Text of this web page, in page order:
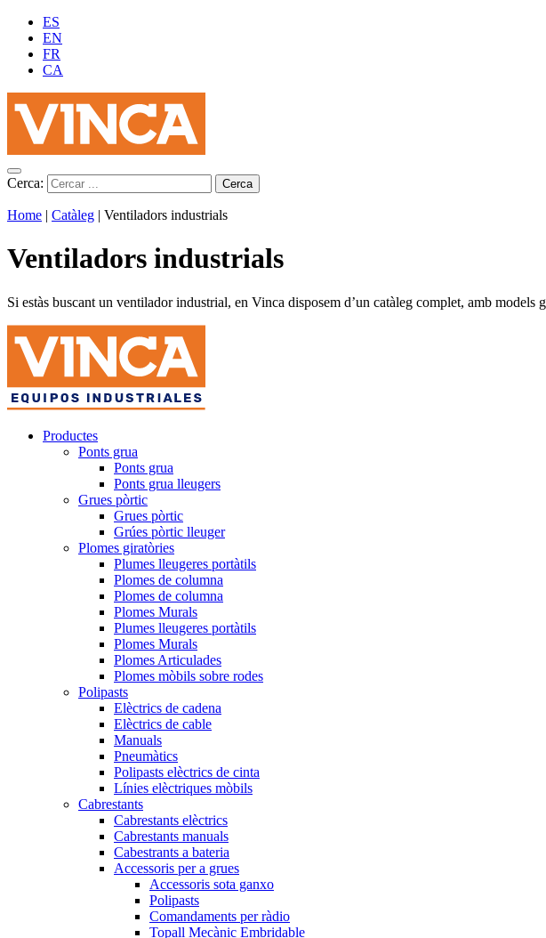
ES
EN
FR
CA
Cerca:
Home | Catàleg | Ventiladors industrials
Ventiladors industrials
Si estàs buscant un ventilador industrial, en Vinca disposem d’un catàleg complet, amb models
Productes
Ponts grua
Ponts grua
Ponts grua lleugers
Grues pòrtic
Grues pòrtic
Grúes pòrtic lleuger
Plomes giratòries
Plumes lleugeres portàtils
Plomes de columna
Plomes de columna
Plomes Murals
Plumes lleugeres portàtils
Plomes Murals
Plomes Articulades
Plomes mòbils sobre rodes
Polipasts
Elèctrics de cadena
Elèctrics de cable
Manuals
Pneumàtics
Polipasts elèctrics de cinta
Línies elèctriques mòbils
Cabrestants
Cabrestants elèctrics
Cabrestants manuals
Cabestrants a bateria
Accessoris per a grues
Accessoris sota ganxo
Polipasts
Comandaments per ràdio
Topall Mecànic Embridable